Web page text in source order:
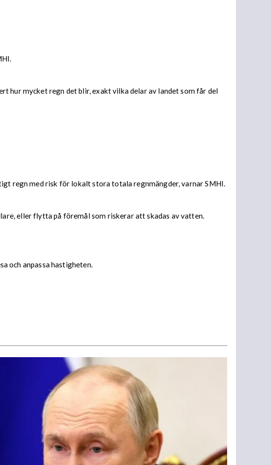
hur mycket regn det blir, exakt vilka delar av landet som får del
regn med risk för lokalt stora totala regnmängder, varnar SMHI.
eller flytta på föremål som riskerar att skadas av vatten.
och anpassa hastigheten.